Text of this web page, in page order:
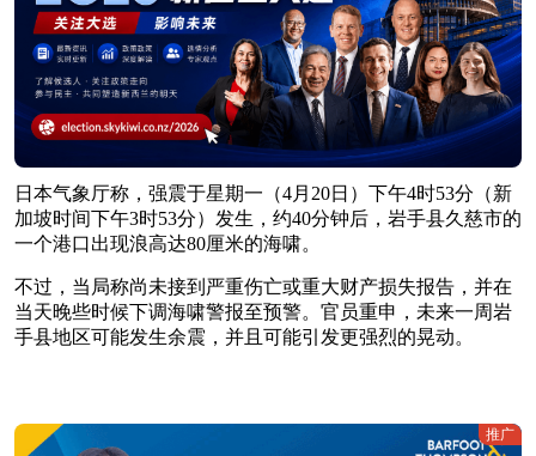
日本气象厅称，强震于星期一（4月20日）下午4时53分（新
加坡时间下午3时53分）发生，约40分钟后，岩手县久慈市的
一个港口出现浪高达80厘米的海啸。
不过，当局称尚未接到严重伤亡或重大财产损失报告，并在
当天晚些时候下调海啸警报至预警。官员重申，未来一周岩
手县地区可能发生余震，并且可能引发更强烈的晃动。
推广